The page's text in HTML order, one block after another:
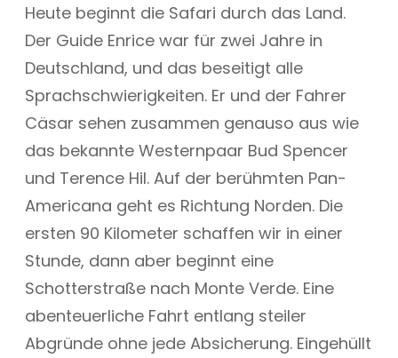
Heute beginnt die Safari durch das Land.
Der Guide Enrice war für zwei Jahre in
Deutschland, und das beseitigt alle
Sprachschwierigkeiten. Er und der Fahrer
Cäsar sehen zusammen genauso aus wie
das bekannte Westernpaar Bud Spencer
und Terence Hil. Auf der berühmten Pan-
Americana geht es Richtung Norden. Die
ersten 90 Kilometer schaffen wir in einer
Stunde, dann aber beginnt eine
Schotterstraße nach Monte Verde. Eine
abenteuerliche Fahrt entlang steiler
Abgründe ohne jede Absicherung. Eingehüllt